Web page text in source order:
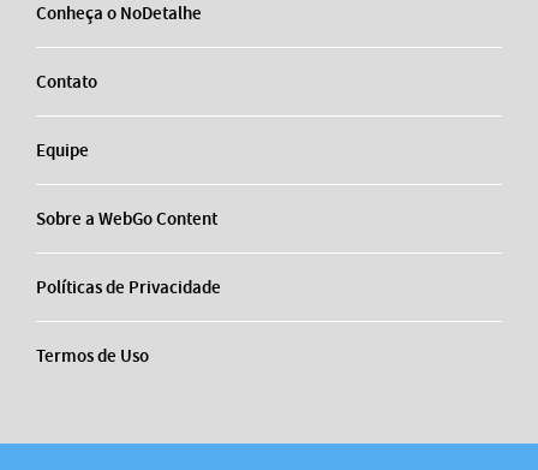
Conheça o NoDetalhe
Contato
Equipe
Sobre a WebGo Content
Políticas de Privacidade
Termos de Uso